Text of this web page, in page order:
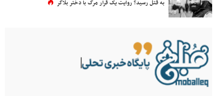
به قتل رسید؟ روایت یک قرار مرگ با دختر بلاگر